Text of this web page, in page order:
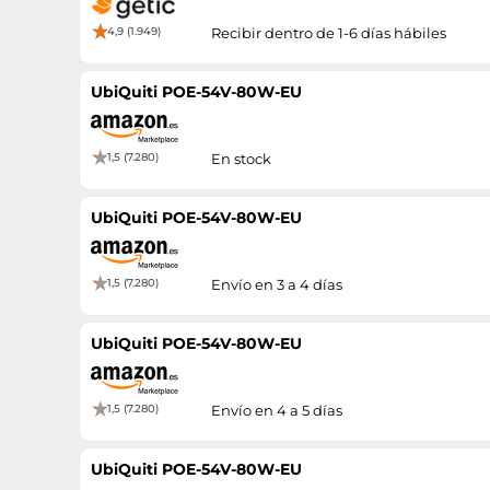
4,9 (1.949) Recibir dentro de 1-6 días hábiles
UbiQuiti POE-54V-80W-EU
1,5 (7.280) En stock
UbiQuiti POE-54V-80W-EU
1,5 (7.280) Envío en 3 a 4 días
UbiQuiti POE-54V-80W-EU
1,5 (7.280) Envío en 4 a 5 días
UbiQuiti POE-54V-80W-EU